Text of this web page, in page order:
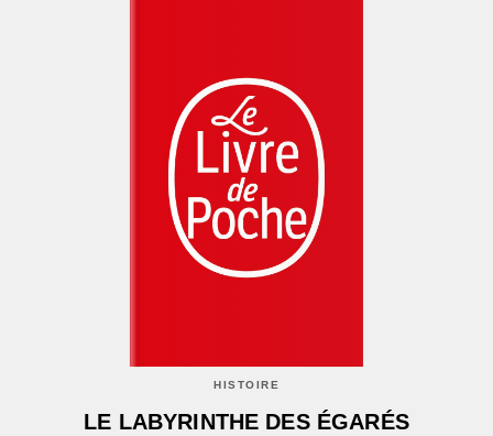
HISTOIRE
LE LABYRINTHE DES ÉGARÉS